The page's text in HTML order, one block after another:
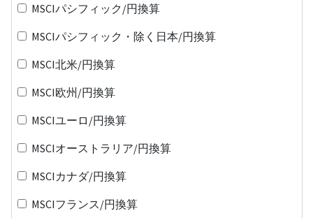
MSCIパシフィック/円換算
MSCIパシフィック・除く日本/円換算
MSCI北米/円換算
MSCI欧州/円換算
MSCIユーロ/円換算
MSCIオーストラリア/円換算
MSCIカナダ/円換算
MSCIフランス/円換算